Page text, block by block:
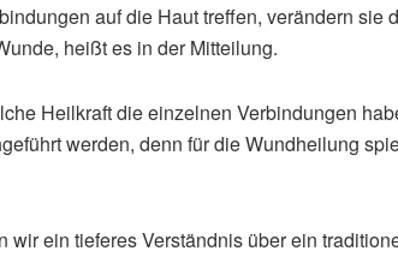
auf die Haut treffen, verändern
heißt es in der Mitteilung.
Heilkraft die einzelnen Verbindungen
werden, denn für die Wundheilung
wir ein tieferes Verständnis über ein